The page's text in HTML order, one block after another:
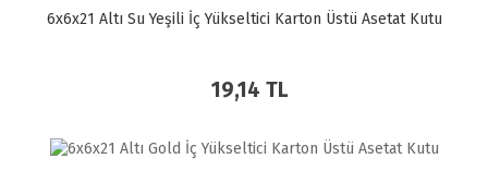
6x6x21 Altı Su Yeşili İç Yükseltici Karton Üstü Asetat Kutu
19,14 TL